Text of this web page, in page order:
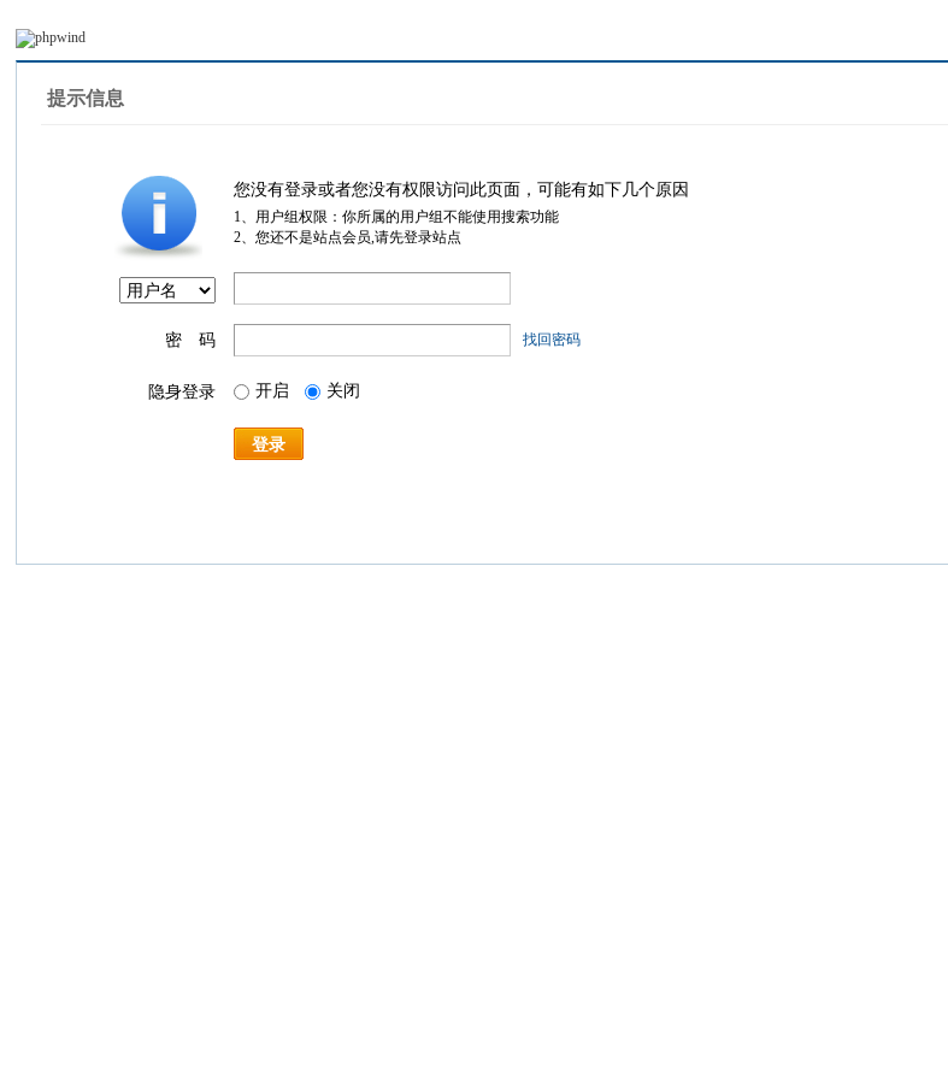
提示信息
您没有登录或者您没有权限访问此页面，可能有如下几个原因
1、用户组权限：你所属的用户组不能使用搜索功能
2、您还不是站点会员,请先登录站点
密 码 找回密码
隐身登录 开启 关闭
登录